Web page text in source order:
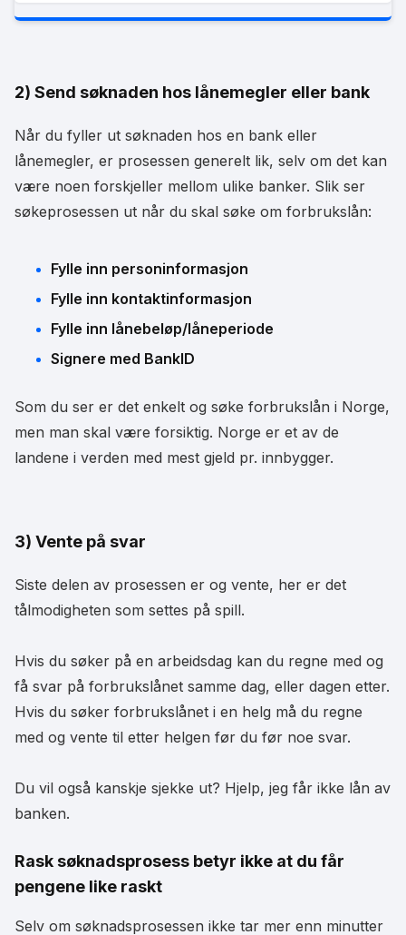
2) Send søknaden hos lånemegler eller bank
Når du fyller ut søknaden hos en bank eller
lånemegler, er prosessen generelt lik, selv om det kan
være noen forskjeller mellom ulike banker. Slik ser
søkeprosessen ut når du skal søke om forbrukslån:
Fylle inn personinformasjon
Fylle inn kontaktinformasjon
Fylle inn lånebeløp/låneperiode
Signere med BankID
Som du ser er det enkelt og søke forbrukslån i Norge,
men man skal være forsiktig. Norge er et av de
landene i verden med mest gjeld pr. innbygger.
3) Vente på svar
Siste delen av prosessen er og vente, her er det
tålmodigheten som settes på spill.
Hvis du søker på en arbeidsdag kan du regne med og
få svar på forbrukslånet samme dag, eller dagen etter.
Hvis du søker forbrukslånet i en helg må du regne
med og vente til etter helgen før du før noe svar.
Du vil også kanskje sjekke ut? Hjelp, jeg får ikke lån av
banken.
Rask søknadsprosess betyr ikke at du får
pengene like raskt
Selv om søknadsprosessen ikke tar mer enn minutter